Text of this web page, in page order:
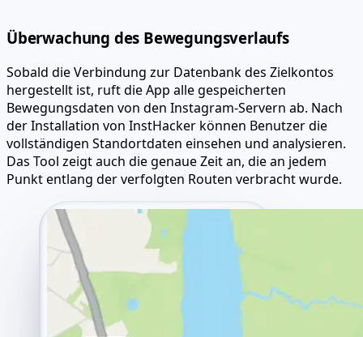
Überwachung des Bewegungsverlaufs
Sobald die Verbindung zur Datenbank des Zielkontos
hergestellt ist, ruft die App alle gespeicherten
Bewegungsdaten von den Instagram-Servern ab. Nach
der Installation von InstHacker können Benutzer die
vollständigen Standortdaten einsehen und analysieren.
Das Tool zeigt auch die genaue Zeit an, die an jedem
Punkt entlang der verfolgten Routen verbracht wurde.